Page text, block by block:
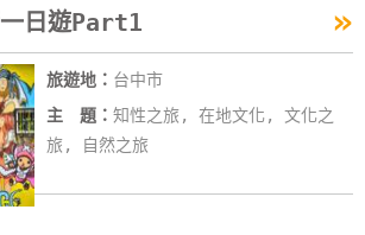
一日遊Part1 »
旅遊地： 台中市
主 題： 知性之旅, 在地文化, 文化之
旅, 自然之旅